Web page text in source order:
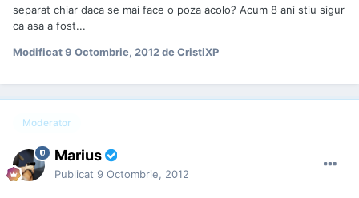
separat chiar daca se mai face o poza acolo? Acum 8 ani stiu sigur
ca asa a fost...
Modificat9 Octombrie, 2012de CristiXP
Moderator
Marius
Publicat 9 Octombrie, 2012